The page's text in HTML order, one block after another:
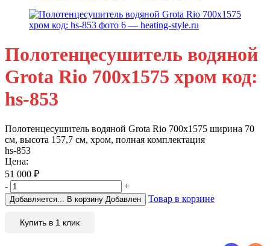
Полотенцесушитель водяной
Grota Rio 700х1575 хром код:
hs-853
Полотенцесушитель водяной Grota Rio 700х1575 ширина 70
см, высота 157,7 см, хром, полная комплектация
hs-853
Цена:
51 000 ₽
-
+
Добавляется... В корзину Добавлен Товар в корзине
Купить в 1 клик